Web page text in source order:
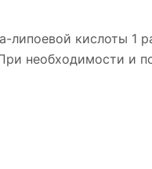
кислоты 1
необходимости и